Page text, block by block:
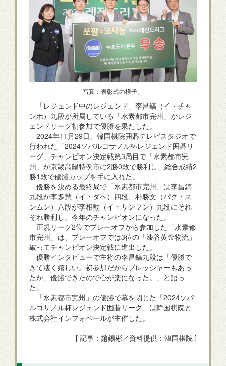
写真：表彰式の様子。
「レジェンド中のレジェンド」李昌鎬（イ・チャ
ンホ）九段が所属している「水素都市完州」がレジ
ェンドリーグ初参加で優勝を果たした。
2024年11月29日、韓国棋院囲碁テレビスタジオで
行われた「2024ソパルコサノル杯レジェンド囲碁リ
ーグ」チャンピオン決定戦第3局目で「水素都市完
州」が京畿高陽特例市に2勝0敗で勝利し、総合成績2
勝1敗で優勝カップを手に入れた。
優勝を決める最終局で「水素都市完州」は李昌鎬
九段が李多慧（イ・ダヘ）四段、朴勝文（パク・ス
ンムン）八段が李相勳（イ・サンフン）九段にそれ
ぞれ勝利し、今年のチャンピオンになった。
正規リーグ2位でプレーオフから参加した「水素都
市完州」は、プレーオフでは3位の「漆谷黄金物流」
破ってチャンピオン決定戦に進出した。
優勝インタビューで主将の李昌鎬九段は「優勝で
きて凄く嬉しい。初参加だからプレッシャーもあっ
たが、優勝できたので心が楽になった。」と語っ
た。
「水素都市完州」の優勝で幕を閉じた「2024ソパ
ルコサノル杯レジェンド囲碁リーグ」は韓国棋院と
株式会社インフォベールが主催した。
[ 記事：趙錫彬／資料提供：韓国棋院 ]